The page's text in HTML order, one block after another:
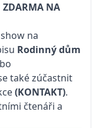
ZDARMA NA
na
Rodinný dům
také zúčastnit
(KONTAKT).
čtenáři a